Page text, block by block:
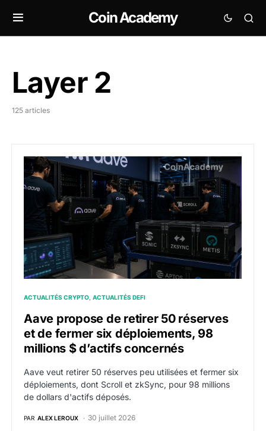
Coin Academy
Layer 2
125 articles
Aave propose de retirer 50 réserves et de fermer six
ACTUALITÉS CRYPTO ACTUALITÉS DEFI
Aave propose de retirer 50 réserves
et de fermer six déploiements, 98
millions $ d’actifs concernés
Aave veut retirer 50 réserves peu utilisées et fermer six
déploiements, dont Scroll et zkSync, pour 98 millions
de dollars d'actifs déposés.
PAR ALEX LEROUX 30 juillet 2026